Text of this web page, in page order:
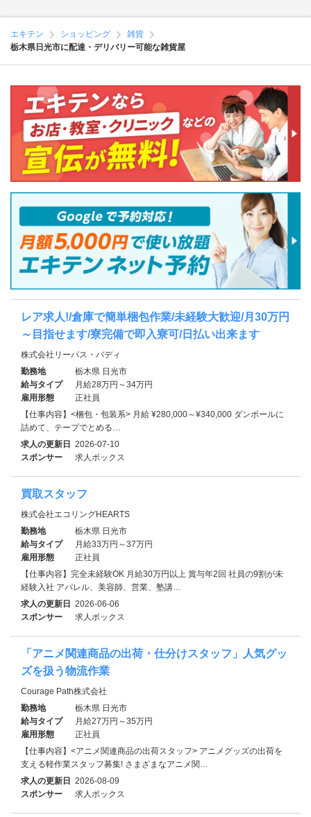
エキテン ショッピング
雑貨
栃木県日光市に配達・デリバリー可能な雑貨屋
レア求人!/倉庫で簡単梱包作業/未経験大歓迎/月30万円
～目指せます/寮完備で即入寮可/日払い出来ます
株式会社リーパス・バディ
勤務地
栃木県 日光市
給与タイプ
月給28万円～34万円
雇用形態
正社員
【仕事内容】<梱包・包装系> 月給 ¥280,000～¥340,000 ダンボールに
詰めて、テープでとめる…
求人の更新日 2026-07-10
スポンサー
求人ボックス
買取スタッフ
株式会社エコリングHEARTS
勤務地
栃木県 日光市
給与タイプ
月給33万円～37万円
雇用形態
正社員
【仕事内容】完全未経験OK 月給30万円以上 賞与年2回 社員の9割が未
経験入社 アパレル、美容師、営業、塾講…
求人の更新日 2026-06-06
スポンサー
求人ボックス
「アニメ関連商品の出荷・仕分けスタッフ」人気グッ
ズを扱う物流作業
Courage Path株式会社
勤務地
栃木県 日光市
給与タイプ
月給27万円～35万円
雇用形態
正社員
【仕事内容】<アニメ関連商品の出荷スタッフ> アニメグッズの出荷を
支える軽作業スタッフ募集! さまざまなアニメ関…
求人の更新日 2026-08-09
スポンサー
求人ボックス